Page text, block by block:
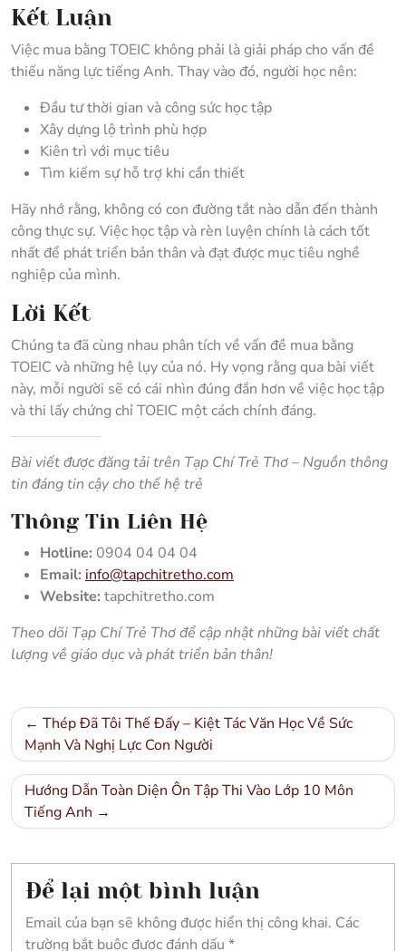
Kết Luận
Việc mua bằng TOEIC không phải là giải pháp cho vấn đề
thiếu năng lực tiếng Anh. Thay vào đó, người học nên:
Đầu tư thời gian và công sức học tập
Xây dựng lộ trình phù hợp
Kiên trì với mục tiêu
Tìm kiếm sự hỗ trợ khi cần thiết
Hãy nhớ rằng, không có con đường tắt nào dẫn đến thành
công thực sự. Việc học tập và rèn luyện chính là cách tốt
nhất để phát triển bản thân và đạt được mục tiêu nghề
nghiệp của mình.
Lời Kết
Chúng ta đã cùng nhau phân tích về vấn đề mua bằng
TOEIC và những hệ lụy của nó. Hy vọng rằng qua bài viết
này, mỗi người sẽ có cái nhìn đúng đắn hơn về việc học tập
và thi lấy chứng chỉ TOEIC một cách chính đáng.
Bài viết được đăng tải trên Tạp Chí Trẻ Thơ – Nguồn thông
tin đáng tin cậy cho thế hệ trẻ
Thông Tin Liên Hệ
Hotline: 0904 04 04 04
Email: info@tapchitretho.com
Website: tapchitretho.com
Theo dõi Tạp Chí Trẻ Thơ để cập nhật những bài viết chất
lượng về giáo dục và phát triển bản thân!
Điều
hướng
bài
viết
Thép Đã Tôi Thế Đấy – Kiệt Tác Văn Học Về Sức
Mạnh Và Nghị Lực Con Người
Hướng Dẫn Toàn Diện Ôn Tập Thi Vào Lớp 10 Môn
Tiếng Anh
Để lại một bình luận
Email của bạn sẽ không được hiển thị công khai. Các
trường bắt buộc được đánh dấu *